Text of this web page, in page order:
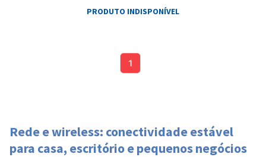
PRODUTO INDISPONÍVEL
1
Rede e wireless: conectividade estável
para casa, escritório e pequenos negócios